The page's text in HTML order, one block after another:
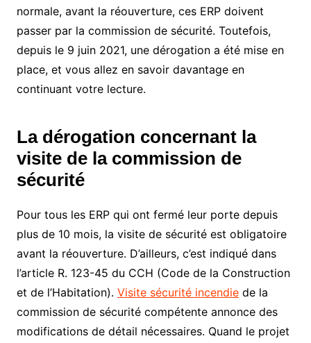
normale, avant la réouverture, ces ERP doivent
passer par la commission de sécurité. Toutefois,
depuis le 9 juin 2021, une dérogation a été mise en
place, et vous allez en savoir davantage en
continuant votre lecture.
La dérogation concernant la
visite de la commission de
sécurité
Pour tous les ERP qui ont fermé leur porte depuis
plus de 10 mois, la visite de sécurité est obligatoire
avant la réouverture. D’ailleurs, c’est indiqué dans
l’article R. 123-45 du CCH (Code de la Construction
et de l’Habitation). Visite sécurité incendiede la
commission de sécurité compétente annonce des
modifications de détail nécessaires. Quand le projet